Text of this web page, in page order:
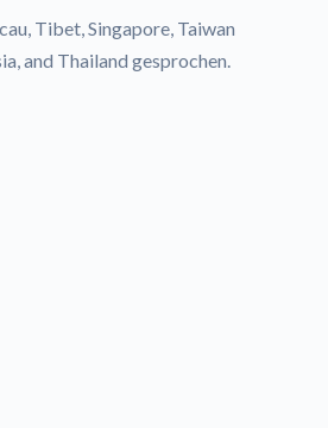
Tibet, Singapore, Taiwan
and Thailand gesprochen.